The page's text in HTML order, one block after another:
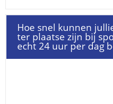
Hoe snel kunnen
ter plaatse zijn bij
echt 24 uur per dag